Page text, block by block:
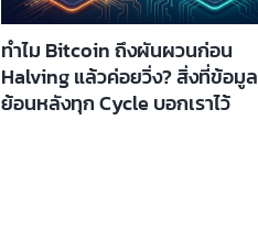
ทำไม Bitcoin ถึงผันผวนก่อน
Halving แล้วค่อยวิ่ง? สิ่งที่ข้อมูล
ย้อนหลังทุก Cycle บอกเราไว้